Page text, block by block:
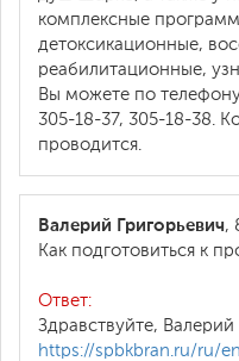
комплексные
детоксикационные,
реабилитационные,
Вы можете по
305-18-37, 305-18-38.
проводится.
Валерий Григорьевич,
Как подготовиться к
Ответ:
Здравствуйте, Валерий
https://spbkbran.ru/ru/